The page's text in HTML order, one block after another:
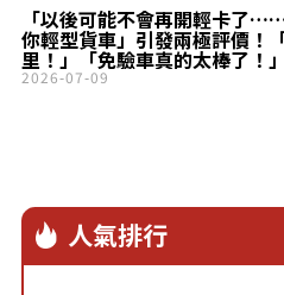
「以後可能不會再開輕卡了
你輕型貨車」引發兩極評價！
里！」「免驗車真的太棒了！
喊話「希望貨斗再大一點！」
2026-07-09
人氣排行